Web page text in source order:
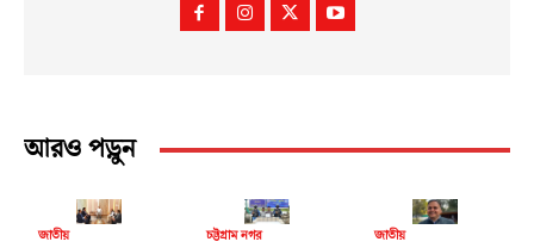
আরও পড়ুন
জাতীয় চট্টগ্রাম নগর জাতীয়